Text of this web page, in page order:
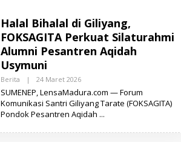
Halal Bihalal di Giliyang,
FOKSAGITA Perkuat Silaturahmi
Alumni Pesantren Aqidah
Usymuni
Berita | 24 Maret 2026O
E
H
M
SUMENEP, LensaMadura.com — Forum
Komunikasi Santri Giliyang Tarate (FOKSAGITA)
Pondok Pesantren Aqidah